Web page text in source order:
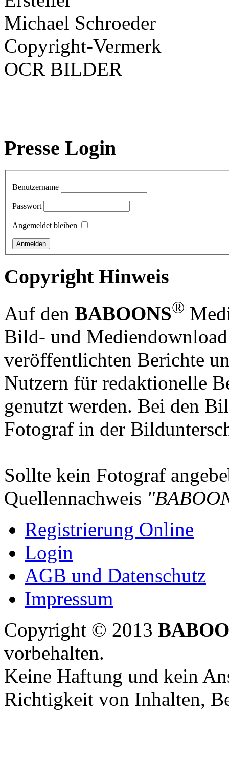
Michael Schroeder
Copyright-Vermerk
OCR BILDER
Presse Login
Benutzername
Passwort
Angemeldet bleiben
Copyright Hinweis
Auf den BABOONS®
Bild- und
veröffentlichten Berichte
Nutzern für redaktionelle
genutzt werden. Bei den
Fotograf in der
Sollte kein Fotograf
Quellennachweis
Registrierung Online
Login
AGB und Datenschutz
Impressum
Copyright © 2013
vorbehalten.
Keine Haftung und kein
Richtigkeit von Inhalten,